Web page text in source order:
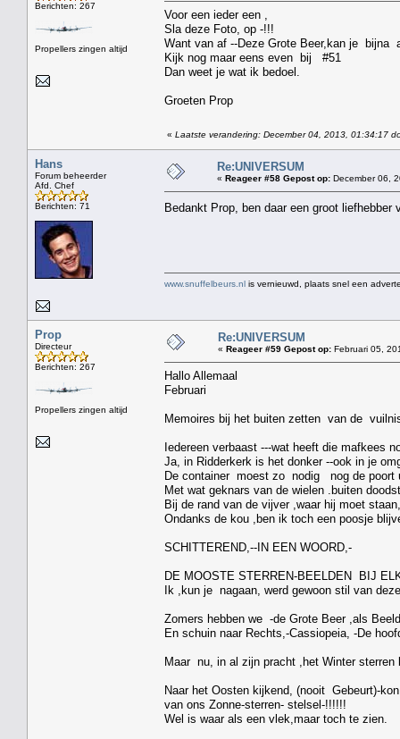
Berichten: 267
Propellers zingen altijd
Voor een ieder een ,
Sla deze Foto, op -!!!
Want van af --Deze Grote Beer,kan je bijna
Kijk nog maar eens even bij #51
Dan weet je wat ik bedoel.
Groeten Prop
« Laatste verandering: December 04, 2013, 01:34:17
Hans
Forum beheerder
Afd. Chef
Berichten: 71
Re:UNIVERSUM
« Reageer #58 Gepost op: December 06,
Bedankt Prop, ben daar een groot
www.snuffelbeurs.nl is vernieuwd, plaats snel een
Prop
Directeur
Berichten: 267
Propellers zingen altijd
Re:UNIVERSUM
« Reageer #59 Gepost op: Februari 05,
Hallo Allemaal
Februari
Memoires bij het buiten zetten van de
Iedereen verbaast ---wat heeft die mafkees
Ja, in Ridderkerk is het donker --ook in je
De container moest zo nodig nog de poort
Met wat geknars van de wielen .buiten
Bij de rand van de vijver ,waar hij moet
Ondanks de kou ,ben ik toch een poosje
SCHITTEREND,--IN EEN WOORD,-
DE MOOSTE STERREN-BEELDEN BIJ
Ik ,kun je nagaan, werd gewoon stil van
Zomers hebben we -de Grote Beer ,als
En schuin naar Rechts,-Cassiopeia, -De
Maar nu, in al zijn pracht ,het Winter sterren
Naar het Oosten kijkend, (nooit Gebeurt)-
van ons Zonne-sterren- stelsel-!!!!!!
Wel is waar als een vlek,maar toch te zien.